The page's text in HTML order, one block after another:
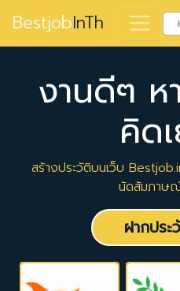
BestjobInTh
งานดีๆ ห
คิด
สร้างประวัติบนเว็บ
นัดสัมภาษ
ฝากประ